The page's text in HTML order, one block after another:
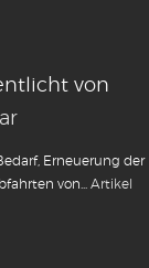
von
Erneuerung der
von... Artikel